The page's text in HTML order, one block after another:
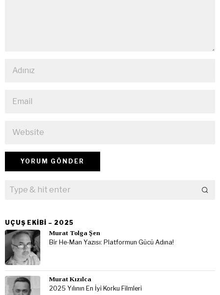
UÇUŞ EKIBI – 2025
Murat Tolga Şen
Bir He-Man Yazısı: Platformun Gücü Adına!
Murat Kızılca
2025 Yılının En İyi Korku Filmleri